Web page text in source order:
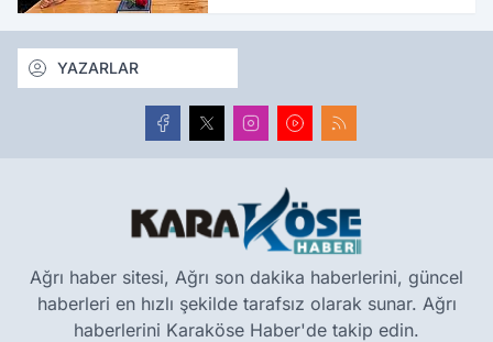
YAZARLAR
Ağrı haber sitesi, Ağrı son dakika haberlerini, güncel
haberleri en hızlı şekilde tarafsız olarak sunar. Ağrı
haberlerini Karaköse Haber'de takip edin.